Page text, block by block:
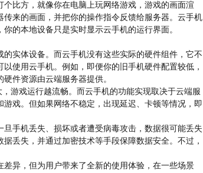
比方，就像你在电脑上玩网络游戏，游戏的画面渲
来的画面，并把你的操作指令反馈给服务器。云手机
的本地设备只是实时显示云手机的运行界面。
实体设备。而云手机没有这些实际的硬件组件，它不
使用云手机。例如，即便你的旧手机硬件配置较低，
件资源由云端服务器提供。
游戏运行越流畅。而云手机的功能实现取决于云端服
戏。但如果网络不稳定，出现延迟、卡顿等情况，即
手机丢失、损坏或者遭受病毒攻击，数据很可能丢失
丢失，并通过加密技术等手段保障数据安全。不过，
异，但为用户带来了全新的使用体验，在一些场景